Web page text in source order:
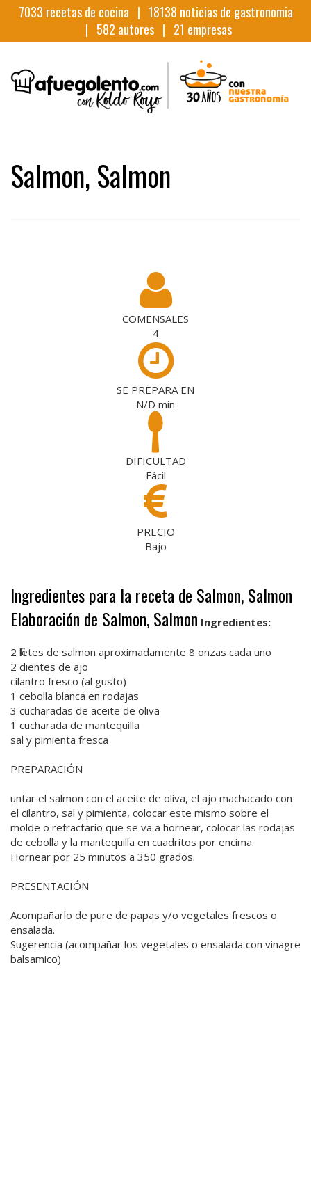
7033 recetas de cocina | 18138 noticias de gastronomia
| 582 autores | 21 empresas
Salmon, Salmon
COMENSALES
4
SE PREPARA EN
N/D min
DIFICULTAD
Fácil
PRECIO
Bajo
Ingredientes para la receta de Salmon, Salmon
Elaboración de Salmon, Salmon Ingredientes:
2 filetes de salmon aproximadamente 8 onzas cada uno
2 dientes de ajo
cilantro fresco (al gusto)
1 cebolla blanca en rodajas
3 cucharadas de aceite de oliva
1 cucharada de mantequilla
sal y pimienta fresca
PREPARACIÓN
untar el salmon con el aceite de oliva, el ajo machacado con
el cilantro, sal y pimienta, colocar este mismo sobre el
molde o refractario que se va a hornear, colocar las rodajas
de cebolla y la mantequilla en cuadritos por encima.
Hornear por 25 minutos a 350 grados.
PRESENTACIÓN
Acompañarlo de pure de papas y/o vegetales frescos o
ensalada.
Sugerencia (acompañar los vegetales o ensalada con vinagre
balsamico)